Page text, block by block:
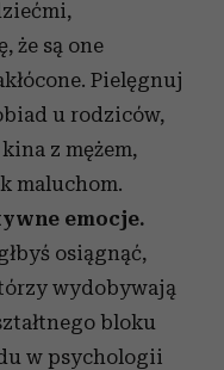
że są one
Pielęgnuj
u rodziców,
z mężem,
maluchom.
emocje.
osiągnąć,
wydobywają
bloku
w psychologii